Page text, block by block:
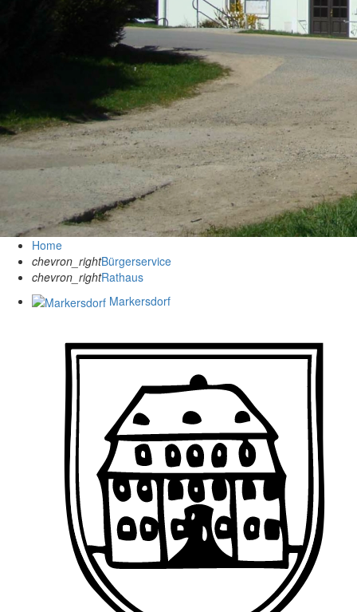
Home
chevron_rightBürgerservice
chevron_rightRathaus
Markersdorf